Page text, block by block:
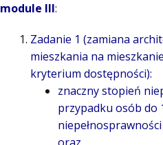
module III:
Zadanie 1 (zamiana
mieszkania na
kryterium dostępności):
znaczny stopień
przypadku osób do
niepełnosprawności